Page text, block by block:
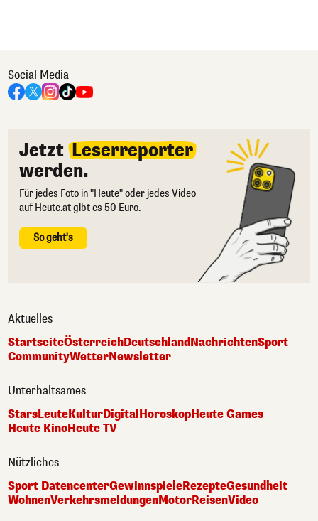
Social Media
Jetzt Leserreporter
werden.
Für jedes Foto in "Heute" oder jedes Video
auf Heute.at gibt es 50 Euro.
So geht's
Aktuelles
StartseiteÖsterreichDeutschlandNachrichtenSport
CommunityWetterNewsletter
Unterhaltsames
StarsLeuteKulturDigitalHoroskopHeute Games
Heute KinoHeute TV
Nützliches
Sport DatencenterGewinnspieleRezepteGesundheit
WohnenVerkehrsmeldungenMotorReisenVideo